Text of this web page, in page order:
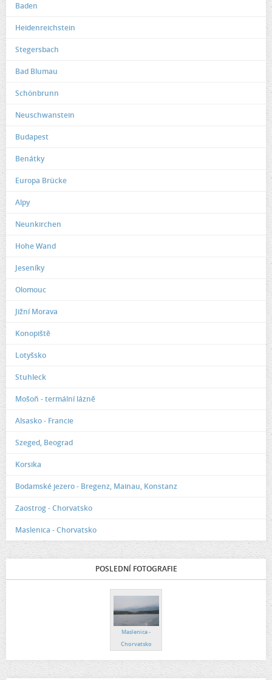
Baden
Heidenreichstein
Stegersbach
Bad Blumau
Schönbrunn
Neuschwanstein
Budapest
Benátky
Europa Brücke
Alpy
Neunkirchen
Hohe Wand
Jeseníky
Olomouc
Jižní Morava
Konopiště
Lotyšsko
Stuhleck
Mošoň - termální lázně
Alsasko - Francie
Szeged, Beograd
Korsika
Bodamské jezero - Bregenz, Mainau, Konstanz
Zaostrog - Chorvatsko
Maslenica - Chorvatsko
POSLEDNÍ FOTOGRAFIE
Maslenica -
Chorvatsko